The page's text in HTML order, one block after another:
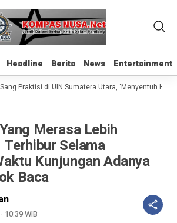
Headline Berita News Entertainment
Headline Berita News Entertainment
Praktisi di UIN Sumatera Utara, ‘Menyentuh Hati
Merasa Lebih
Terhibur Selama
Kunjungan Adanya
Baca
10:39 WIB